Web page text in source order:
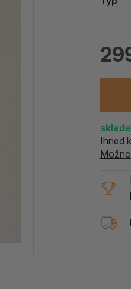
119
Ihned